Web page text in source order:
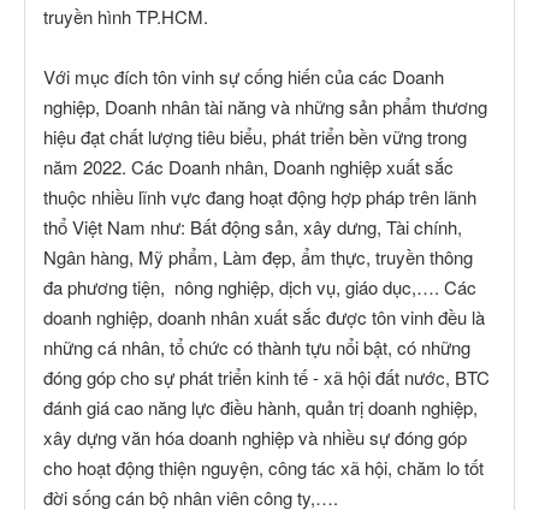
truyền hình TP.HCM.
Với mục đích tôn vinh sự cống hiến của các Doanh
nghiệp, Doanh nhân tài năng và những sản phẩm thương
hiệu đạt chất lượng tiêu biểu, phát triển bền vững trong
năm 2022. Các Doanh nhân, Doanh nghiệp xuất sắc
thuộc nhiều lĩnh vực đang hoạt động hợp pháp trên lãnh
thổ Việt Nam như: Bất động sản, xây dưng, Tài chính,
Ngân hàng, Mỹ phẩm, Làm đẹp, ẩm thực, truyền thông
đa phương tiện, nông nghiệp, dịch vụ, giáo dục,…. Các
doanh nghiệp, doanh nhân xuất sắc được tôn vinh đều là
những cá nhân, tổ chức có thành tựu nổi bật, có những
đóng góp cho sự phát triển kinh tế - xã hội đất nước, BTC
đánh giá cao năng lực điều hành, quản trị doanh nghiệp,
xây dựng văn hóa doanh nghiệp và nhiều sự đóng góp
cho hoạt động thiện nguyện, công tác xã hội, chăm lo tốt
đời sống cán bộ nhân viên công ty,….